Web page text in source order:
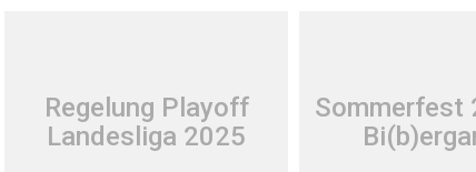
Regelung Playoff
Landesliga 2025
Sommerfest